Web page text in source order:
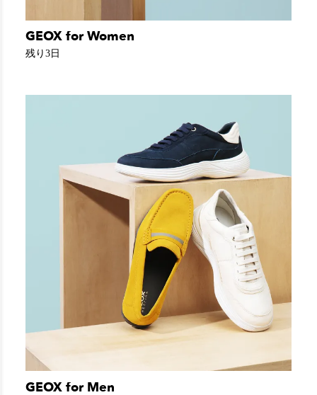
GEOX for Women
残り3日
GEOX for Men